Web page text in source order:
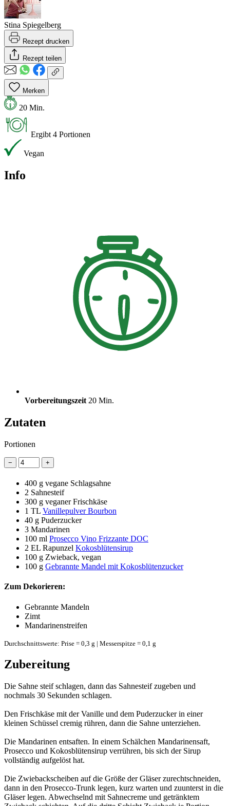
Stina Spiegelberg
Rezept drucken
Rezept teilen
Merken
20 Min.
Ergibt 4 Portionen
Vegan
Info
Vorbereitungszeit 20 Min.
Zutaten
Portionen
− +
400 g vegane Schlagsahne
2 Sahnesteif
300 g veganer Frischkäse
1 TL Vanillepulver Bourbon
40 g Puderzucker
3 Mandarinen
100 ml Prosecco Vino Frizzante DOC
2 EL Rapunzel Kokosblütensirup
100 g Zwieback, vegan
100 g Gebrannte Mandel mit Kokosblütenzucker
Zum Dekorieren:
Gebrannte Mandeln
Zimt
Mandarinenstreifen
Durchschnittswerte: Prise = 0,3 g | Messerspitze = 0,1 g
Zubereitung
Die Sahne steif schlagen, dann das Sahnesteif zugeben und
nochmals 30 Sekunden schlagen.
Den Frischkäse mit der Vanille und dem Puderzucker in einer
kleinen Schüssel cremig rühren, dann die Sahne unterziehen.
Die Mandarinen entsaften. In einem Schälchen Mandarinensaft,
Prosecco und Kokosblütensirup verrühren, bis sich der Sirup
vollständig aufgelöst hat.
Die Zwiebackscheiben auf die Größe der Gläser zurechtschneiden,
dann in den Prosecco-Trunk legen, kurz warten und zuunterst in die
Gläser legen. Abwechselnd mit Sahnecreme und getränktem